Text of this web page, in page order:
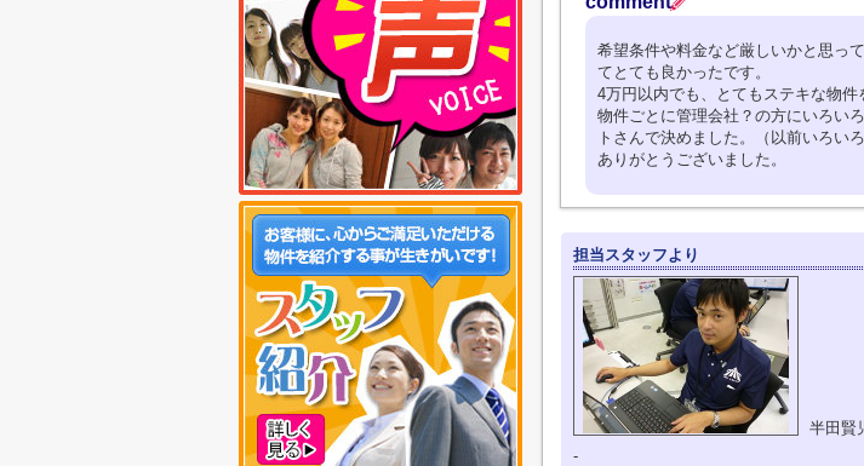
希望条件や料金など厳しいかと思っ
てとても良かったです。
4万円以内でも、とてもステキな物件
物件ごとに管理会社？の方にいろい
トさんで決めました。（以前いろい
ありがとうございました。
担当スタッフより
半田賢
-